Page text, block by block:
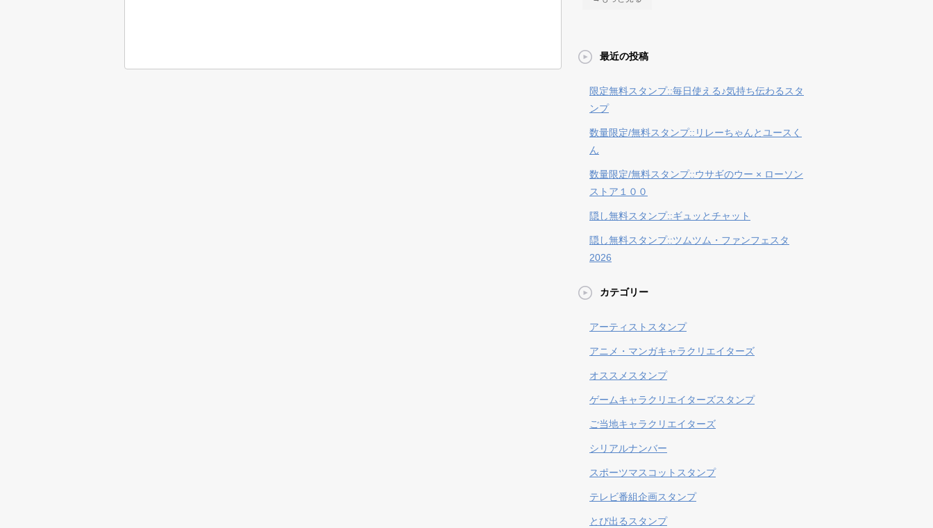
最近の投稿
限定無料スタンプ::毎日使える♪気持ち伝わるスタ
ンプ
数量限定/無料スタンプ::リレーちゃんとユースく
ん
数量限定/無料スタンプ::ウサギのウー × ローソン
ストア１００
隠し無料スタンプ::ギュッとチャット
隠し無料スタンプ::ツムツム・ファンフェスタ
2026
カテゴリー
アーティストスタンプ
アニメ・マンガキャラクリエイターズ
オススメスタンプ
ゲームキャラクリエイターズスタンプ
ご当地キャラクリエイターズ
シリアルナンバー
スポーツマスコットスタンプ
テレビ番組企画スタンプ
とび出るスタンプ